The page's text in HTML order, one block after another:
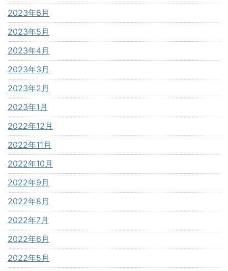
2023年6月
2023年5月
2023年4月
2023年3月
2023年2月
2023年1月
2022年12月
2022年11月
2022年10月
2022年9月
2022年8月
2022年7月
2022年6月
2022年5月